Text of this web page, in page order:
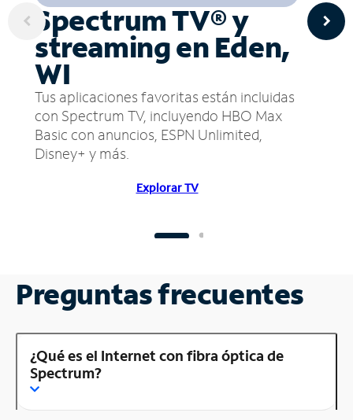
Spectrum TV® y
streaming en Eden,
WI
Tus aplicaciones favoritas están incluidas
con Spectrum TV, incluyendo HBO Max
Basic con anuncios, ESPN Unlimited,
Disney+ y más.
Explorar TV
Preguntas frecuentes
¿Qué es el Internet con fibra óptica de
Spectrum?